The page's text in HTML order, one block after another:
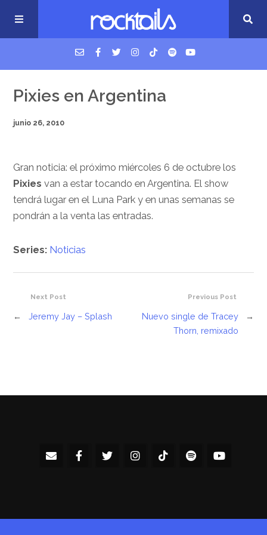
USM Podcast
Cigarrillos en la cama
Música nueva
Pixies en Argentina
junio 26, 2010
Gran noticia: el próximo miércoles 6 de octubre los
Pixies van a estar tocando en Argentina. El show
tendrá lugar en el Luna Park y en unas semanas se
pondrán a la venta las entradas.
Series: Noticias
Previous Post
Nuevo single de Tracey
Thorn, remixado
→
Next Post
← Jeremy Jay – Splash